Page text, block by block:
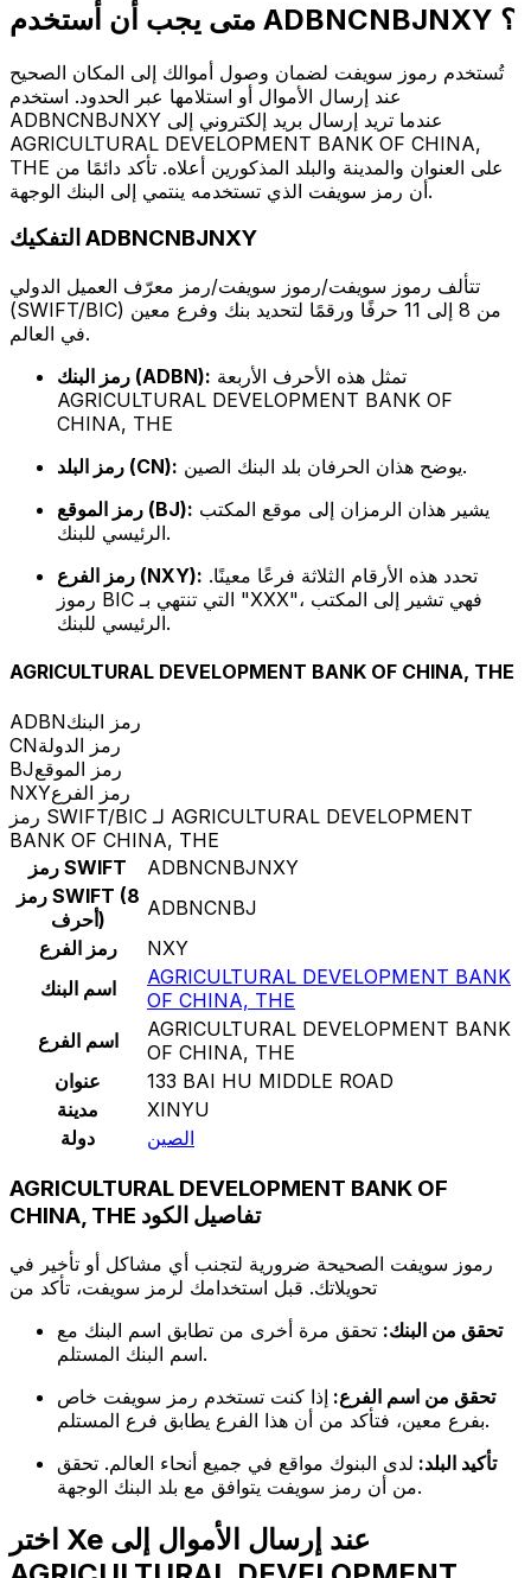
متى يجب أن أستخدم ADBNCNBJNXY ؟
تُستخدم رموز سويفت لضمان وصول أموالك إلى المكان الصحيح
عند إرسال الأموال أو استلامها عبر الحدود. استخدم
ADBNCNBJNXY عندما تريد إرسال بريد إلكتروني إلى
AGRICULTURAL DEVELOPMENT BANK OF CHINA,
THE على العنوان والمدينة والبلد المذكورين أعلاه. تأكد دائمًا من
أن رمز سويفت الذي تستخدمه ينتمي إلى البنك الوجهة.
التفكيك ADBNCNBJNXY
تتألف رموز سويفت/رموز سويفت/رمز معرّف العميل الدولي
(SWIFT/BIC) من 8 إلى 11 حرفًا ورقمًا لتحديد بنك وفرع معين
في العالم.
رمز البنك (ADBN):
AGRICULTURAL DEVELOPMENT BANK OF
CHINA, THE
رمز البلد (CN):
يوضح هذان الحرفان بلد البنك الصين.
رمز الموقع (BJ):
الرئيسي للبنك.
رمز الفرع (NXY):
رموز BIC التي تنتهي بـ "XXX"، فهي تشير إلى المكتب
الرئيسي للبنك.
AGRICULTURAL DEVELOPMENT BANK OF CHINA, THE
ADBNرمز البنك
CNرمز الدولة
BJرمز الموقع
NXYرمز الفرع
رمز SWIFT/BIC لـ AGRICULTURAL DEVELOPMENT
BANK OF CHINA, THE
رمز SWIFT
ADBNCNBJNXY
رمز SWIFT (8
أحرف)
ADBNCNBJ
رمز الفرع
NXY
اسم البنك
AGRICULTURAL DEVELOPMENT BANK
OF CHINA, THE
اسم الفرع
AGRICULTURAL DEVELOPMENT BANK
OF CHINA, THE
عنوان
133 BAI HU MIDDLE ROAD
مدينة
XINYU
دولة
الصين
AGRICULTURAL DEVELOPMENT BANK OF
CHINA, THE تفاصيل الكود
رموز سويفت الصحيحة ضرورية لتجنب أي مشاكل أو تأخير في
تحويلاتك. قبل استخدامك لرمز سويفت، تأكد من
تحقق من البنك: تحقق مرة أخرى من تطابق اسم البنك مع
اسم البنك المستلم.
تحقق من اسم الفرع: إذا كنت تستخدم رمز سويفت خاص
بفرع معين، فتأكد من أن هذا الفرع يطابق فرع المستلم.
تأكيد البلد: لدى البنوك مواقع في جميع أنحاء العالم. تحقق
من أن رمز سويفت يتوافق مع بلد البنك الوجهة.
اختر Xe عند إرسال الأموال إلى